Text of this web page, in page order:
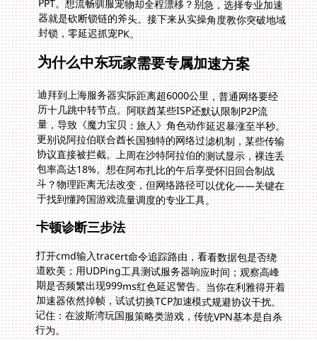
封锁，零延迟抓宠PK。
为什么中东玩家需要专属加速方案
迪拜到上海服务器实际距离超6000公里，普通网络要经
历十几跳中转节点。阿联酋某些ISP还默认限制P2P流
量，导致《魔力宝贝：旅人》角色动作延迟暴涨至半秒。
更别说阿拉伯联合酋长国独特的网络过滤机制，某些传输
协议直接被拦截。上周在沙特阿拉伯的测试显示，裸连丢
包率高达18%。想在阿布扎比的午后享受怀旧回合制战
斗？物理距离无法改变，但网络路径可以优化——关键在
于找到懂跨国游戏流量调度的专业工具。
卡顿诊断三步法
打开cmd输入tracert命令追踪路由，看看数据包是否绕
道欧美；用UDPing工具测试服务器响应时间；观察高峰
期是否频繁出现999ms红色延迟警告。当你在利雅得开着
加速器依然掉帧，试试切换TCP加速模式规避协议干扰。
记住：在波斯湾玩国服策略类游戏，传统VPN基本是自杀
行为。